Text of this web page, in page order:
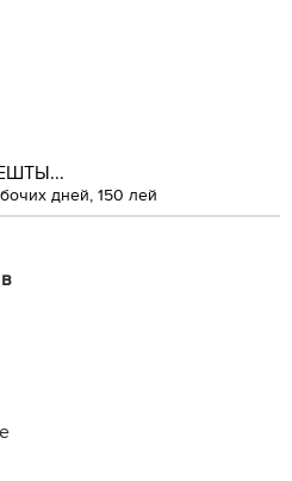
дней, 150 лей